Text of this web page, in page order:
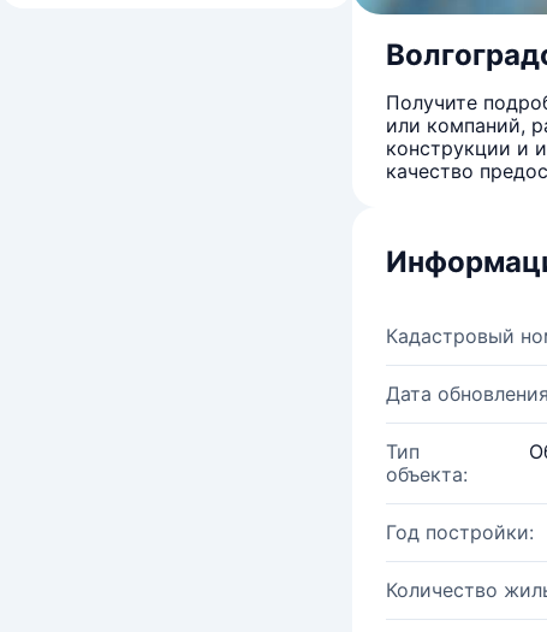
Получите
или компаний,
конструкции и
качество
Кадастровый
Дата
Тип
объекта:
Год постройки:
Количество